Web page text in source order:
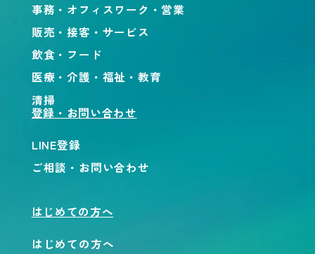
事務・オフィスワーク・営業
販売・接客・サービス
飲食・フード
医療・介護・福祉・教育
清掃
登録・お問い合わせ
LINE登録
ご相談・お問い合わせ
はじめての方へ
はじめての方へ